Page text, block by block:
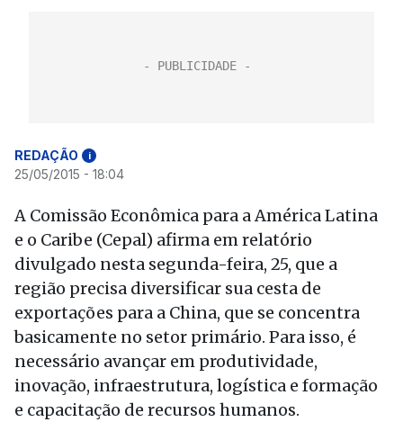
REDAÇÃO i
25/05/2015 - 18:04
A Comissão Econômica para a América Latina
e o Caribe (Cepal) afirma em relatório
divulgado nesta segunda-feira, 25, que a
região precisa diversificar sua cesta de
exportações para a China, que se concentra
basicamente no setor primário. Para isso, é
necessário avançar em produtividade,
inovação, infraestrutura, logística e formação
e capacitação de recursos humanos.